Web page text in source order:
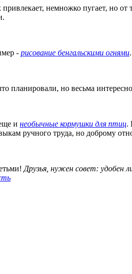
немножко пугает, но
- рисование бенгальскими огнями
планировали, но весьма
и необычные кормушки для птиц.
ручного труда, но доброму
Друзья, нужен совет: удобен